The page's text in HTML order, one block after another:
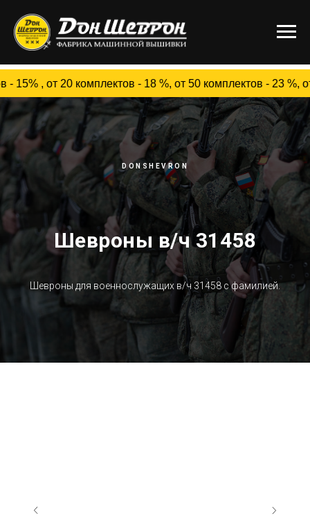
20 комплектов - 18 %, от 50 комплектов - 23 %, от
DONSHEVRON
Шевроны в/ч 31458
Шевроны для военнослужащих в/ч 31458 c фамилией.